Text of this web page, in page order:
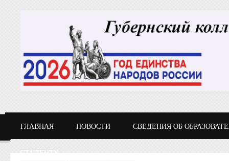
ГЛАВНАЯ НОВОСТИ СВЕДЕНИЯ ОБ
СТУДЕНТУ